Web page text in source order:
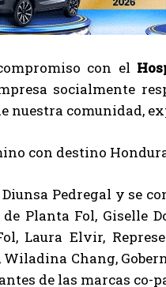
con el
socialmente
nuestra comunidad,
Pedregal y se
de Planta Fol,
Laura Elvir,
Chang,
de las marcas co-